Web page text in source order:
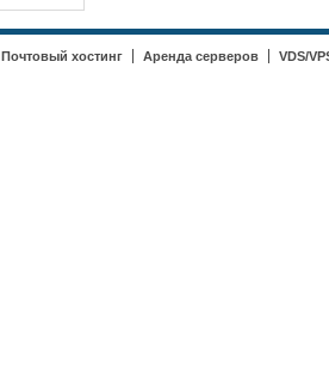
Почтовый хостинг Аренда серверов VDS/